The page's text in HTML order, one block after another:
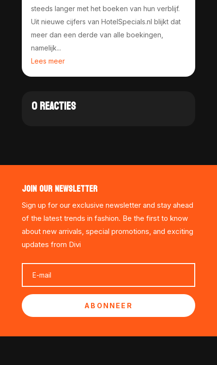
steeds langer met het boeken van hun verblijf.
Uit nieuwe cijfers van HotelSpecials.nl blijkt dat
meer dan een derde van alle boekingen,
namelijk...
Lees meer
0 REACTIES
JOIN OUR NEWSLETTER
Sign up for our exclusive newsletter and stay ahead
of the latest trends in fashion. Be the first to know
about new arrivals, special promotions, and exciting
updates from Divi
ABONNEER